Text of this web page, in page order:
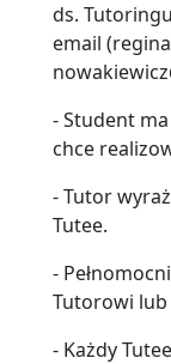
ds.
email
- Student
chce
- Tutor
Tutee.
-
Tutorowi
- Każdy